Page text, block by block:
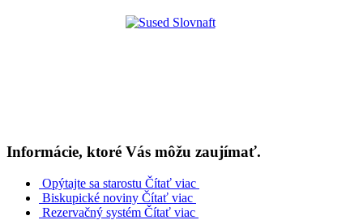
Informácie, ktoré Vás môžu zaujímať.
Opýtajte sa starostu Čítať viac
Biskupické noviny Čítať viac
Rezervačný systém Čítať viac